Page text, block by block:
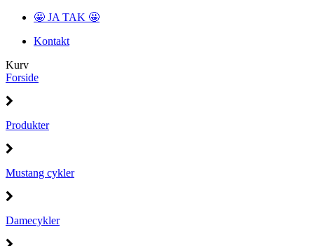
🤩 JA TAK 🤩
Kontakt
Kurv
Forside
Produkter
Mustang cykler
Damecykler